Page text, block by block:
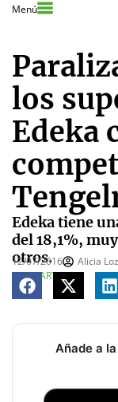
Menú
los
Edeka
Edeka tiene
del 18,1%,
otros.
12/07/2016
Alicia
COMPARTE
Añade a